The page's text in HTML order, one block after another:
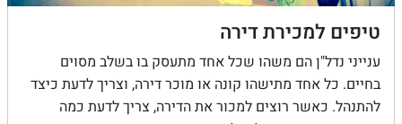
טיפים למכירת דירה
ענייני נדל"ן הם משהו שכל אחד מתעסק בו בשלב מסוים
בחיים. כל אחד מתישהו קונה או מוכר דירה, וצריך לדעת כיצד
להתנהל. כאשר רוצים למכור את הדירה, צריך לדעת כמה